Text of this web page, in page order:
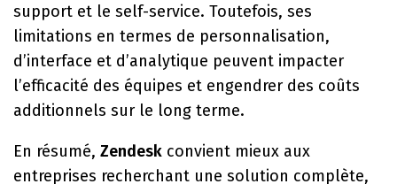
support et le self-service. Toutefois, ses
limitations en termes de personnalisation,
d’interface et d’analytique peuvent impacter
l’efficacité des équipes et engendrer des coûts
additionnels sur le long terme.
En résumé, Zendesk convient mieux aux
entreprises recherchant une solution complète,